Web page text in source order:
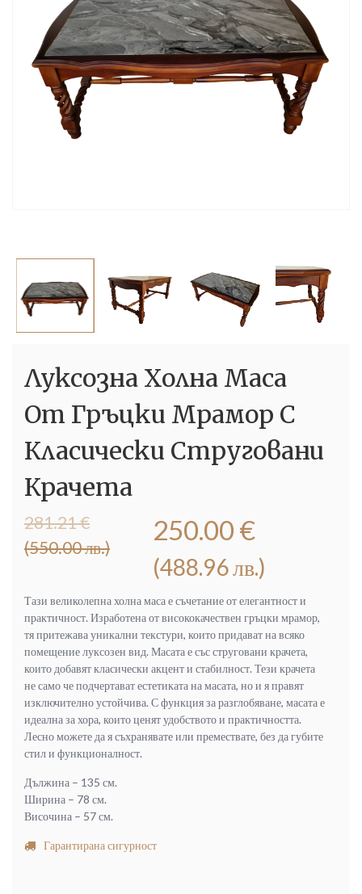
Луксозна Холна Маса
От Гръцки Мрамор С
Класически Струговани
Крачета
281.21€
(550.00 лв.)
Original
was:
лв.).
250.00 €
(488.96 лв.)
Текущата
е:
лв.).
Тази великолепна холна маса е съчетание от елегантност и
практичност. Изработена от висококачествен гръцки мрамор,
тя притежава уникални текстури, които придават на всяко
помещение луксозен вид. Масата е със струговани крачета,
които добавят класически акцент и стабилност. Тези крачета
не само че подчертават естетиката на масата, но и я правят
изключително устойчива. С функция за разглобяване, масата е
идеална за хора, които ценят удобството и практичността.
Лесно можете да я съхранявате или премествате, без да губите
стил и функционалност.
Дължина – 135 см.
Ширина – 78 см.
Височина – 57 см.
Гарантирана сигурност